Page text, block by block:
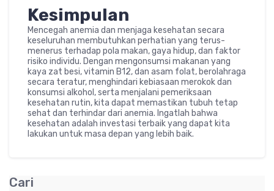
Kesimpulan
Mencegah anemia dan menjaga kesehatan secara
keseluruhan membutuhkan perhatian yang terus-
menerus terhadap pola makan, gaya hidup, dan faktor
risiko individu. Dengan mengonsumsi makanan yang
kaya zat besi, vitamin B12, dan asam folat, berolahraga
secara teratur, menghindari kebiasaan merokok dan
konsumsi alkohol, serta menjalani pemeriksaan
kesehatan rutin, kita dapat memastikan tubuh tetap
sehat dan terhindar dari anemia. Ingatlah bahwa
kesehatan adalah investasi terbaik yang dapat kita
lakukan untuk masa depan yang lebih baik.
Cari